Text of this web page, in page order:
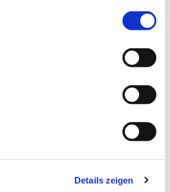
Details zeigen
Sie auch interessieren